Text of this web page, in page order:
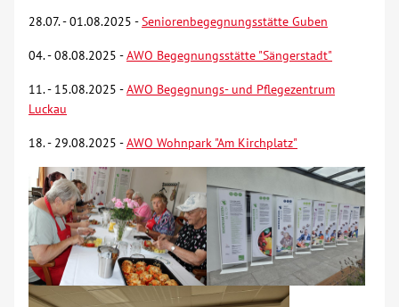
28.07. - 01.08.2025 -Seniorenbegegnungsstätte Guben
04. - 08.08.2025 -AWO Begegnungsstätte "Sängerstadt"
11. - 15.08.2025 -AWO Begegnungs- und Pflegezentrum
Luckau
18. - 29.08.2025 -AWO Wohnpark "Am Kirchplatz"